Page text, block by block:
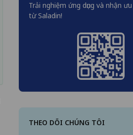
Trải nghiệm ứng dụng và nhận
từ Saladin!
THEO DÕI CHÚNG TÔI